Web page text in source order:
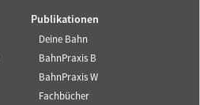
Publikationen
Deine Bahn
BahnPraxis B
BahnPraxis W
Fachbücher